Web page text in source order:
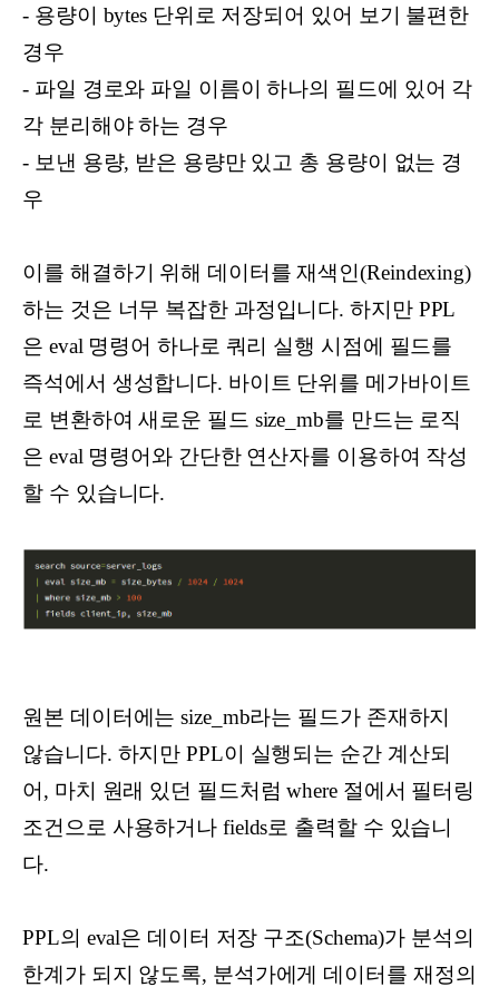
- 용량이 bytes 단위로 저장되어 있어 보기 불편한
경우
- 파일 경로와 파일 이름이 하나의 필드에 있어 각
각 분리해야 하는 경우
- 보낸 용량, 받은 용량만 있고 총 용량이 없는 경
우
이를 해결하기 위해 데이터를 재색인(Reindexing)
하는 것은 너무 복잡한 과정입니다. 하지만 PPL
은 eval 명령어 하나로 쿼리 실행 시점에 필드를
즉석에서 생성합니다. 바이트 단위를 메가바이트
로 변환하여 새로운 필드 size_mb를 만드는 로직
은 eval 명령어와 간단한 연산자를 이용하여 작성
할 수 있습니다.
원본 데이터에는 size_mb라는 필드가 존재하지
않습니다. 하지만 PPL이 실행되는 순간 계산되
어, 마치 원래 있던 필드처럼 where 절에서 필터링
조건으로 사용하거나 fields로 출력할 수 있습니
다.
PPL의 eval은 데이터 저장 구조(Schema)가 분석의
한계가 되지 않도록, 분석가에게 데이터를 재정의